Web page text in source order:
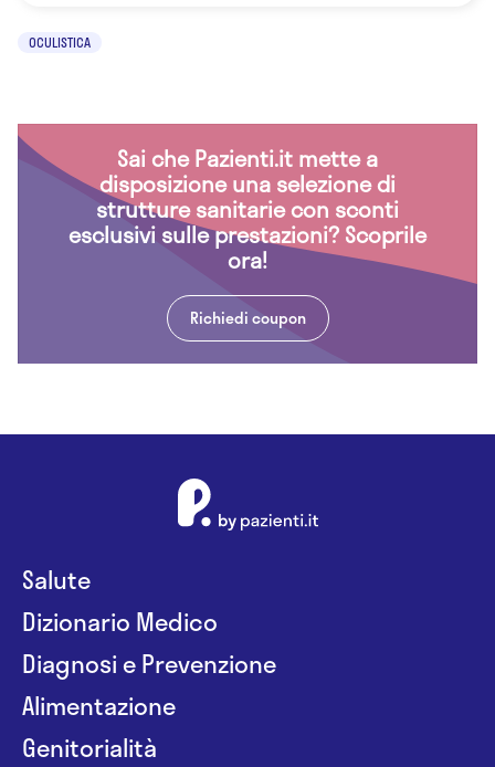
OCULISTICA
Sai che Pazienti.it mette a
disposizione una selezione di
strutture sanitarie con sconti
esclusivi sulle prestazioni? Scoprile
ora!
Richiedi coupon
Salute
Dizionario Medico
Diagnosi e Prevenzione
Alimentazione
Genitorialità